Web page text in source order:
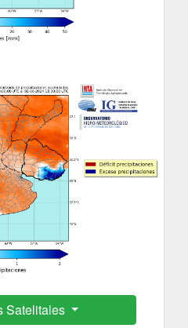
Satelitales